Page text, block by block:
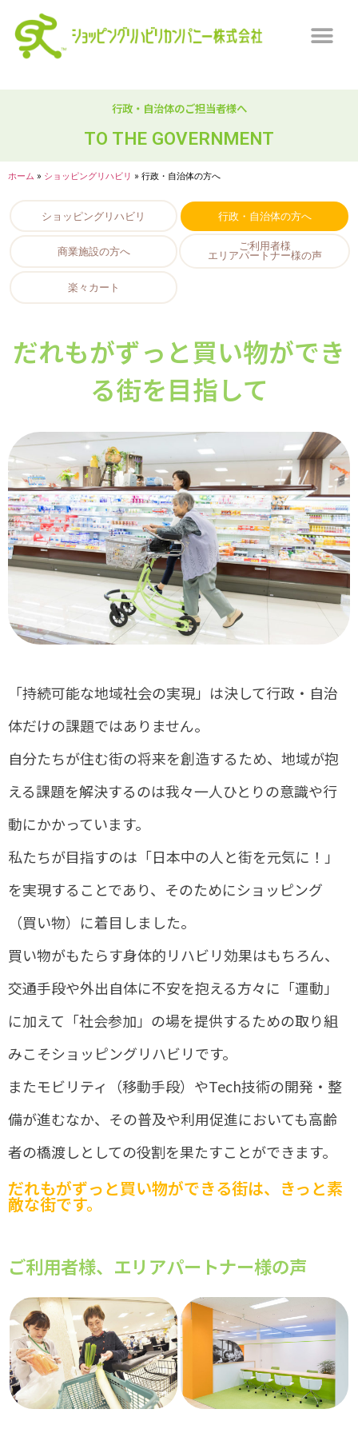
行政・自治体のご担当者様へ
TO THE GOVERNMENT
ホーム » ショッピングリハビリ » 行政・自治体の方へ
ショッピングリハビリ 行政・自治体の方へ
商業施設の方へ
ご利用者様
エリアパートナー様の声
楽々カート
だれもがずっと買い物ができ
る街を目指して
「持続可能な地域社会の実現」は決して行政・自治
体だけの課題ではありません。
自分たちが住む街の将来を創造するため、地域が抱
える課題を解決するのは我々一人ひとりの意識や行
動にかかっています。
私たちが目指すのは「日本中の人と街を元気に！」
を実現することであり、そのためにショッピング
（買い物）に着目しました。
買い物がもたらす身体的リハビリ効果はもちろん、
交通手段や外出自体に不安を抱える方々に「運動」
に加えて「社会参加」の場を提供するための取り組
みこそショッピングリハビリです。
またモビリティ（移動手段）やTech技術の開発・整
備が進むなか、その普及や利用促進においても高齢
者の橋渡しとしての役割を果たすことができます。
だれもがずっと買い物ができる街は、きっと素
敵な街です。
ご利用者様、エリアパートナー様の声